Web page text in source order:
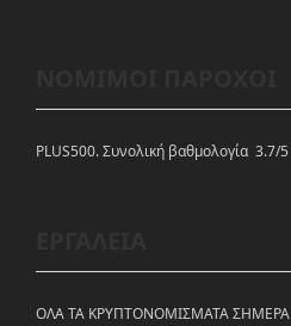
PLUS500. Συνολική βαθμολογία 3.7/5
ΟΛΑ ΤΑ ΚΡΥΠΤΟΝΟΜΙΣΜΑΤΑ ΣΗΜΕΡΑ